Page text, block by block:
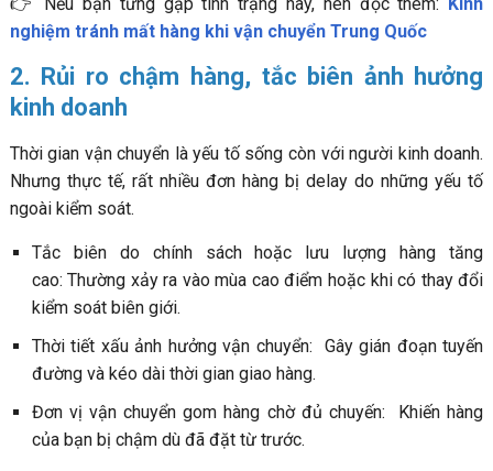
nghiệm tránh mất hàng khi vận chuyển Trung Quốc
2. Rủi ro chậm hàng, tắc biên ảnh hưởng
kinh doanh
Thời gian vận chuyển là yếu tố sống còn với người kinh doanh.
Nhưng thực tế, rất nhiều đơn hàng bị delay do những yếu tố
ngoài kiểm soát.
Tắc biên do chính sách hoặc lưu lượng hàng tăng
cao: Thường xảy ra vào mùa cao điểm hoặc khi có thay đổi
kiểm soát biên giới.
Thời tiết xấu ảnh hưởng vận chuyển: Gây gián đoạn tuyến
đường và kéo dài thời gian giao hàng.
Đơn vị vận chuyển gom hàng chờ đủ chuyến: Khiến hàng
của bạn bị chậm dù đã đặt từ trước.